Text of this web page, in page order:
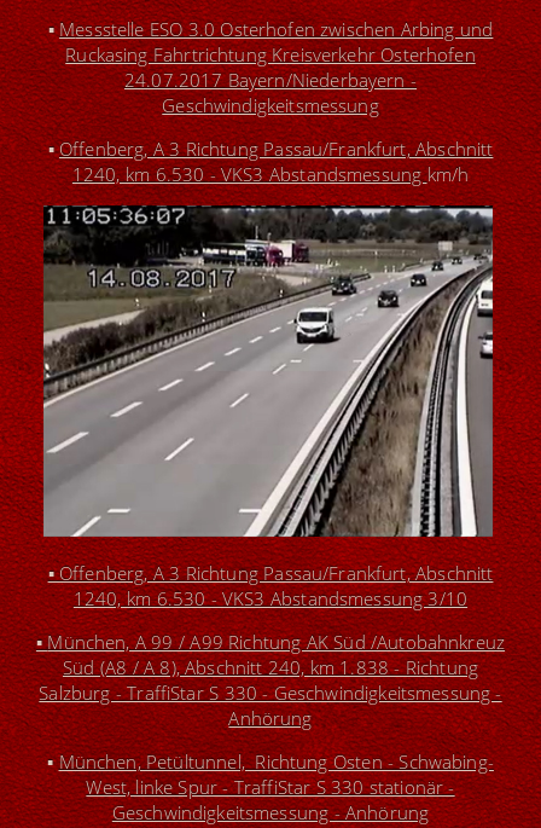
▪Messstelle ESO 3.0 Osterhofen zwischen Arbing und
Ruckasing Fahrtrichtung Kreisverkehr Osterhofen
24.07.2017 Bayern/Niederbayern -
Geschwindigkeitsmessung
▪Offenberg, A 3 Richtung Passau/Frankfurt, Abschnitt
1240, km 6.530 - VKS3 Abstandsmessungkm/h
▪Offenberg, A 3 Richtung Passau/Frankfurt, Abschnitt
1240, km 6.530 - VKS3 Abstandsmessung 3/10
▪München, A 99 / A99 Richtung AK Süd /Autobahnkreuz
Süd (A8 / A 8), Abschnitt 240, km 1.838 - Richtung
Salzburg - TraffiStar S 330 - Geschwindigkeitsmessung -
Anhörung
▪München, Petültunnel, Richtung Osten - Schwabing-
West, linke Spur - TraffiStar S 330 stationär -
Geschwindigkeitsmessung - Anhörung